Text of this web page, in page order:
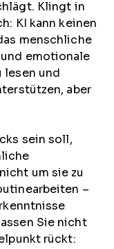
Klingt in
KI kann keinen
menschliche
emotionale
lesen und
aber
sein soll,
um sie zu
–
Sie nicht
rückt: